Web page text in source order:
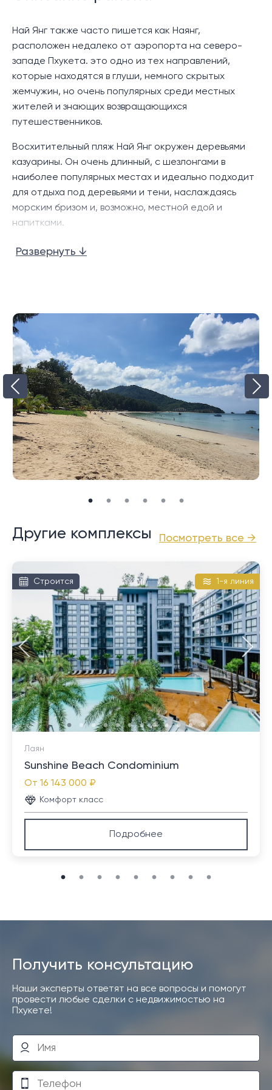
доступной. Международный аэропорт Пхукета
всего в 5 минутах езды, а до более удаленных
пляжей, таких как Най Тон, а также гольф-клубов и
крупных торговых центров Таланга можно
добраться всего за 10-20 минут.
Этот проект идеально подходит как для личного
проживания, так и для инвестиционных целей. С
расчетами на 10-летний опыт работы на рынке
недвижимости Таиланда, потенциальный доход от
сдачи недвижимости в аренду может составить до
8% годовых.
Най Янг также часто пишется как Наянг,
расположен недалеко от аэропорта на северо-
западе Пхукета. это одно из тех направлений,
которые находятся в глуши, немного скрытых
жемчужин, но очень популярных среди местных
жителей и знающих возвращающихся
путешественников.
Восхитительный пляж Най Янг окружен деревьями
казуарины. Он очень длинный, с шезлонгами в
наиболее популярных местах и идеально подходит
для отдыха под деревьями и тени, наслаждаясь
морским бризом и, возможно, местной едой и
напитками.
Поскольку большая часть пляжа находится в
ресторанов и баров, а местный рынок свежих
продуктов привлекает внимание как местных
жителей, так и туристов.
Как и многие пляжи на севере Пхукета, низкий сезон
может быть очень тихим, но некоторые места
остаются открытыми круглый год, так как это
известное и любимое место для кайтсерфинга.
Пляж Най Янг может быть весьма хорош для купания,
хотя течение может быть довольно опасным во
время низкого и дождливого сезона с мая по
Развернуть ↓
Посмотреть все →
Другие комплексы
Строится 1-я линия
Лаян
Sunshine Beach Condominium
От 16 143 000 ₽
Комфорт класс
Подробнее
Получить консультацию
Наши эксперты ответят на все вопросы и помогут
провести любые сделки с недвижимостью на
Пхукете!